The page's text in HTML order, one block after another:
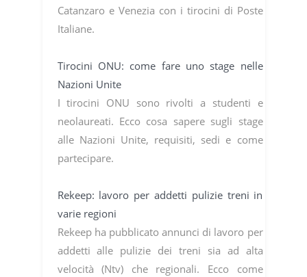
Catanzaro e Venezia con i tirocini di Poste
Italiane.
Tirocini ONU: come fare uno stage nelle
Nazioni Unite
I tirocini ONU sono rivolti a studenti e
neolaureati. Ecco cosa sapere sugli stage
alle Nazioni Unite, requisiti, sedi e come
partecipare.
Rekeep: lavoro per addetti pulizie treni in
varie regioni
Rekeep ha pubblicato annunci di lavoro per
addetti alle pulizie dei treni sia ad alta
velocità (Ntv) che regionali. Ecco come